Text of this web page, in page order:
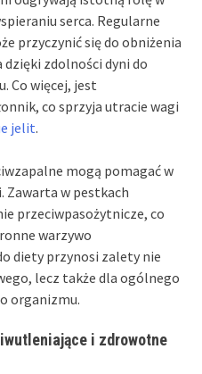
serca. Regularne
przyczynić się do obniżenia
dzięki zdolności dyni do
Co więcej, jest
co sprzyja utracie wagi
jelit.
mogą pomagać w
w pestkach
przeciwpasożytnicze, co
warzywo
diety przynosi zalety nie
lecz także dla ogólnego
organizmu.
i zdrowotne